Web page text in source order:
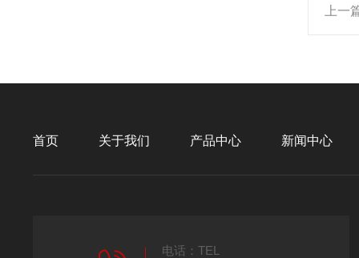
上一
首页 关于我们 产品中心 新闻中心
电话：TEL